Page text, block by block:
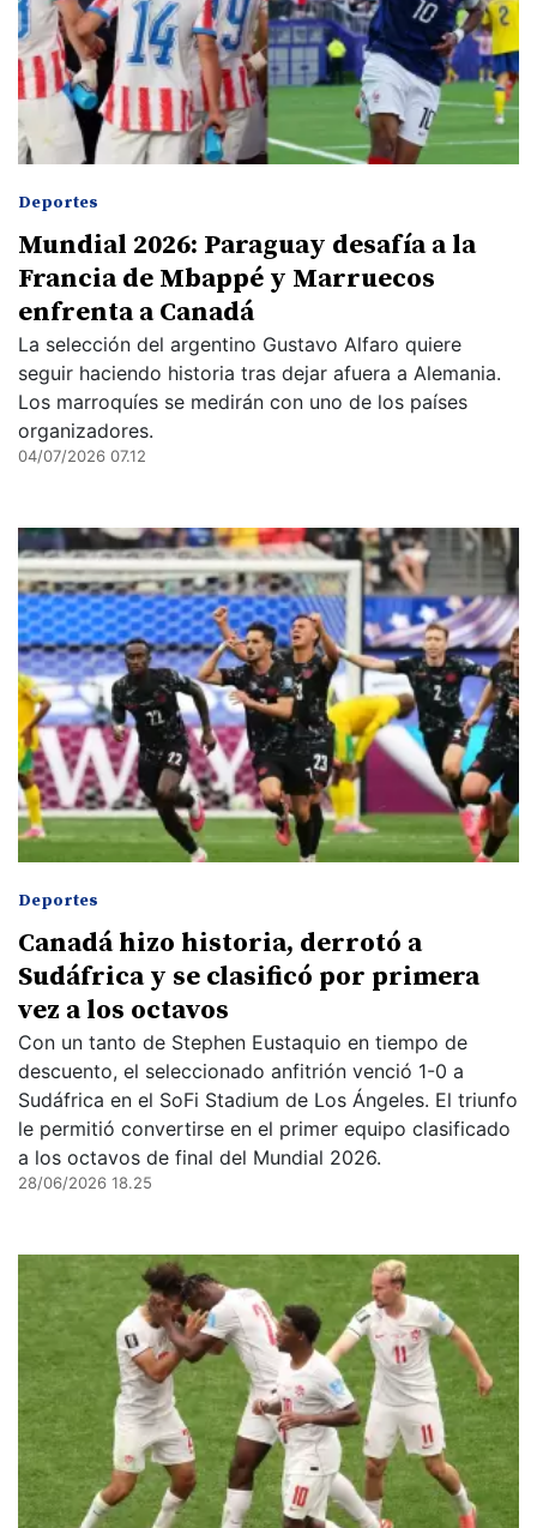
Deportes
Mundial 2026: Paraguay desafía a la
Francia de Mbappé y Marruecos
enfrenta a Canadá
La selección del argentino Gustavo Alfaro quiere
seguir haciendo historia tras dejar afuera a Alemania.
Los marroquíes se medirán con uno de los países
organizadores.
04/07/2026 07.12
Deportes
Canadá hizo historia, derrotó a
Sudáfrica y se clasificó por primera
vez a los octavos
Con un tanto de Stephen Eustaquio en tiempo de
descuento, el seleccionado anfitrión venció 1-0 a
Sudáfrica en el SoFi Stadium de Los Ángeles. El triunfo
le permitió convertirse en el primer equipo clasificado
a los octavos de final del Mundial 2026.
28/06/2026 18.25